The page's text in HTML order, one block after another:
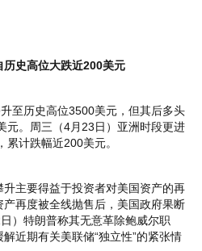
历史高位大跌近200美元
至历史高位3500美元，但其后多头
元。周三（4月23日）亚洲时段更进
计跌幅近200美元。
主要得益于投资者对美国资产的再
再度被全线抛售后，美国政府果断
）特朗普称其无意革除鲍威尔职
近期有关美联储“独立性”的紧张情